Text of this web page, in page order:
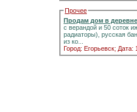
Прочее
Продам дом в
с верандой и 50 соток ижс. Полный
радиаторы), русская баня. В дополнение — 2 печи с панорамными стёклами.Информация на портале
из ко...
Город: Егорьевск; Дата: